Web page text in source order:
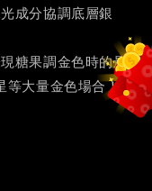
成分協調底層銀
果調金色時的最
大量金色場合！